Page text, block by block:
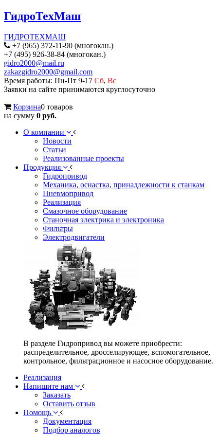
ГидроТехМаш
ГИДРОТЕХМАШ
+7 (965) 372-11-90 (многокан.)
+7 (495) 926-38-84 (многокан.)
gidro2000@mail.ru
zakazgidro2000@gmail.com
Время работы: Пн-Пт 9-17 Сб, Вс
Заявки на сайте принимаются круглосуточно
Корзина0 товаров
на сумму 0 руб.
О компании
Новости
Статьи
Реализованные проекты
Продукция
Гидропривод
Механика, оснастка, принадлежности к станкам
Пневмопривод
Реализация
Смазочное оборудование
Станочная электрика и электроника
Фильтры
Электродвигатели
В разделе Гидропривод вы можете приобрести:
распределительное, дросселирующее, вспомогательное,
контрольное, фильтрационное и насосное оборудование.
Реализация
Напишите нам
Заказать
Оставить отзыв
Помощь
Документация
Подбор аналогов